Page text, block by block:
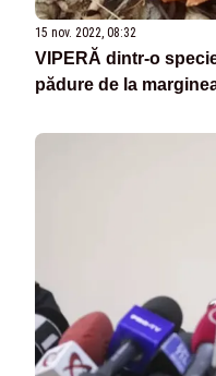
15 nov. 2022, 08:32
VIPERĂ dintr-o
pădure de la